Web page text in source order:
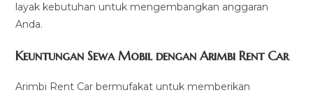
layak kebutuhan untuk mengembangkan anggaran
Anda.
Keuntungan Sewa Mobil dengan Arimbi Rent Car
Arimbi Rent Car bermufakat untuk memberikan